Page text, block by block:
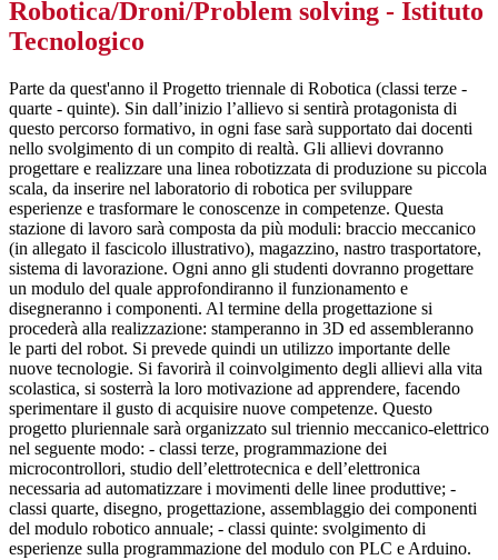
Robotica/Droni/Problem solving - Istituto
Tecnologico
Parte da quest'anno il Progetto triennale di Robotica (classi terze -
quarte - quinte). Sin dall’inizio l’allievo si sentirà protagonista di
questo percorso formativo, in ogni fase sarà supportato dai docenti
nello svolgimento di un compito di realtà. Gli allievi dovranno
progettare e realizzare una linea robotizzata di produzione su piccola
scala, da inserire nel laboratorio di robotica per sviluppare
esperienze e trasformare le conoscenze in competenze. Questa
stazione di lavoro sarà composta da più moduli: braccio meccanico
(in allegato il fascicolo illustrativo), magazzino, nastro trasportatore,
sistema di lavorazione. Ogni anno gli studenti dovranno progettare
un modulo del quale approfondiranno il funzionamento e
disegneranno i componenti. Al termine della progettazione si
procederà alla realizzazione: stamperanno in 3D ed assembleranno
le parti del robot. Si prevede quindi un utilizzo importante delle
nuove tecnologie. Si favorirà il coinvolgimento degli allievi alla vita
scolastica, si sosterrà la loro motivazione ad apprendere, facendo
sperimentare il gusto di acquisire nuove competenze. Questo
progetto pluriennale sarà organizzato sul triennio meccanico-elettrico
nel seguente modo: - classi terze, programmazione dei
microcontrollori, studio dell’elettrotecnica e dell’elettronica
necessaria ad automatizzare i movimenti delle linee produttive; -
classi quarte, disegno, progettazione, assemblaggio dei componenti
del modulo robotico annuale; - classi quinte: svolgimento di
esperienze sulla programmazione del modulo con PLC e Arduino.